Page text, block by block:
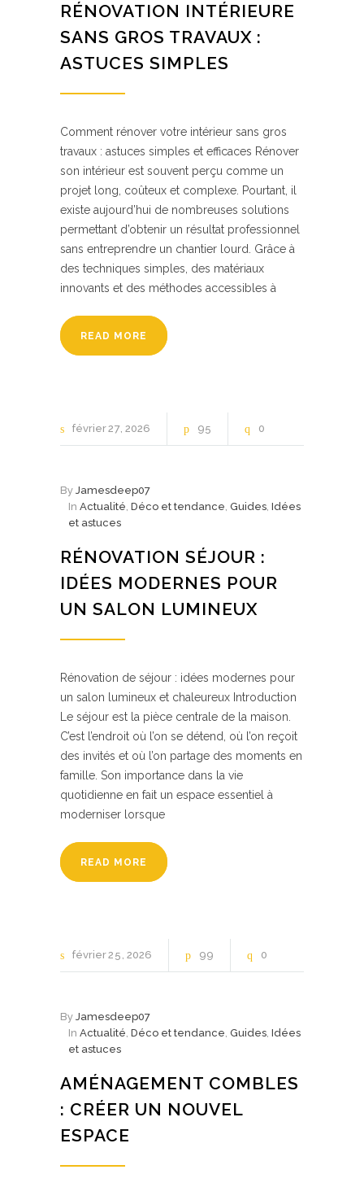
RÉNOVATION INTÉRIEURE
SANS GROS TRAVAUX :
ASTUCES SIMPLES
Comment rénover votre intérieur sans gros
travaux : astuces simples et efficaces Rénover
son intérieur est souvent perçu comme un
projet long, coûteux et complexe. Pourtant, il
existe aujourd’hui de nombreuses solutions
permettant d’obtenir un résultat professionnel
sans entreprendre un chantier lourd. Grâce à
des techniques simples, des matériaux
innovants et des méthodes accessibles à
READ MORE
février27 2026 95 0
By Jamesdeep07
In Actualité, Déco et tendance, Guides, Idées
et astuces
RÉNOVATION SÉJOUR :
IDÉES MODERNES POUR
UN SALON LUMINEUX
Rénovation de séjour : idées modernes pour
un salon lumineux et chaleureux Introduction
Le séjour est la pièce centrale de la maison.
C’est l’endroit où l’on se détend, où l’on reçoit
des invités et où l’on partage des moments en
famille. Son importance dans la vie
quotidienne en fait un espace essentiel à
moderniser lorsque
READ MORE
février25 2026 99 0
By Jamesdeep07
In Actualité, Déco et tendance, Guides, Idées
et astuces
AMÉNAGEMENT COMBLES
: CRÉER UN NOUVEL
ESPACE